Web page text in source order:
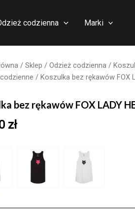
codzienna Marki
/ Sklep / Odzież codzienna /
/ Koszulka bez rękawów FOX
bez rękawów FOX LADY
zł